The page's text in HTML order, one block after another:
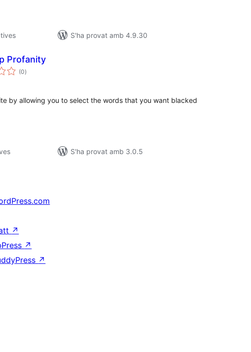
S'ha provat amb 4.9.30
Profanity
(0puntuacions
totals
)
by allowing you to select the words that you want blacked
S'ha provat amb 3.0.5
↗
↗
↗